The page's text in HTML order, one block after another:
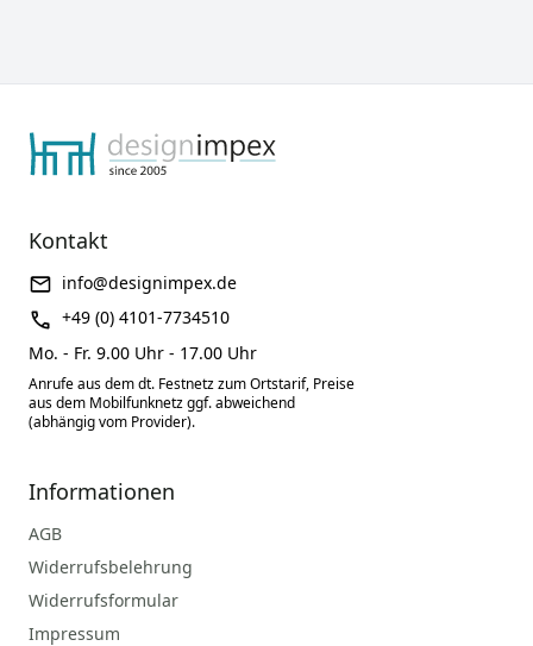
Kontakt
info@designimpex.de
+49 (0) 4101-7734510
Mo. - Fr. 9.00 Uhr - 17.00 Uhr
Anrufe aus dem dt. Festnetz zum Ortstarif, Preise
aus dem Mobilfunknetz ggf. abweichend
(abhängig vom Provider).
Informationen
AGB
Widerrufsbelehrung
Widerrufsformular
Impressum